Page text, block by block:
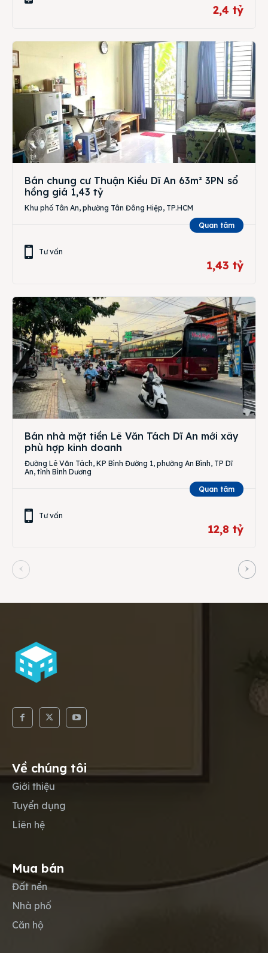
2,4 tỷ
Bán chung cư Thuận Kiều Dĩ An 63m² 3PN sổ
hồng giá 1,43 tỷ
Khu phố Tân An, phường Tân Đông Hiệp, TP.HCM
Quan tâm
Tư vấn
1,43 tỷ
Bán nhà mặt tiền Lê Văn Tách Dĩ An mới xây
phù hợp kinh doanh
Đường Lê Văn Tách, KP Bình Đường 1, phường An Bình, TP Dĩ
An, tỉnh Bình Dương
Quan tâm
Tư vấn
12,8 tỷ
Về chúng tôi
Giới thiệu
Tuyển dụng
Liên hệ
Mua bán
Đất nền
Nhà phố
Căn hộ